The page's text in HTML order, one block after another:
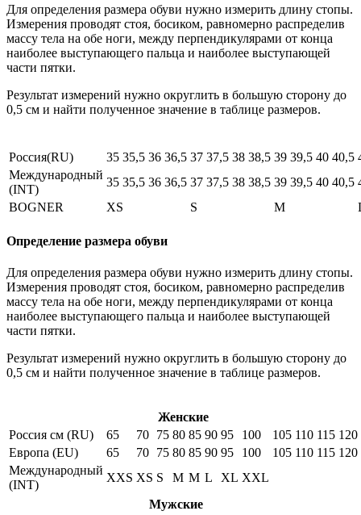
Для определения размера обуви нужно измерить длину стопы.
Измерения проводят стоя, босиком, равномерно распределив
массу тела на обе ноги, между перпендикулярами от конца
наиболее выступающего пальца и наиболее выступающей
части пятки.
Результат измерений нужно округлить в большую сторону до
0,5 см и найти полученное значение в таблице размеров.
Россия(RU) 35 35,5 36 36,5 37 37,5 38 38,5 39 39,5 40 40,5
Международный
(INT)
35 35,5 36 36,5 37 37,5 38 38,5 39 39,5 40 40,5
BOGNER
XS S M
Определение размера обуви
Для определения размера обуви нужно измерить длину стопы.
Измерения проводят стоя, босиком, равномерно распределив
массу тела на обе ноги, между перпендикулярами от конца
наиболее выступающего пальца и наиболее выступающей
части пятки.
Результат измерений нужно округлить в большую сторону до
0,5 см и найти полученное значение в таблице размеров.
Женские
Россия см (RU)
65 70 75 80 85 90 95 100 105 110 115 120
Европа (EU)
65 70 75 80 85 90 95 100 105 110 115 120
Международный
(INT)
XXS XS S M M L XL XXL
Мужские